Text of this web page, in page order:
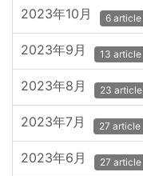
2023年10月 6 article
2023年9月 13 article
2023年8月 23 article
2023年7月 27 article
2023年6月 27 article